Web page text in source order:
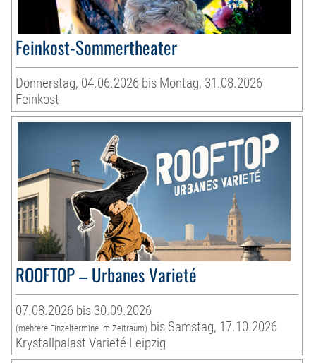
Feinkost-Sommertheater
Donnerstag, 04.06.2026 bis Montag, 31.08.2026
Feinkost
ROOFTOP – Urbanes Varieté
07.08.2026 bis 30.09.2026
(mehrere Einzeltermine im Zeitraum) bis Samstag, 17.10.2026
Krystallpalast Varieté Leipzig